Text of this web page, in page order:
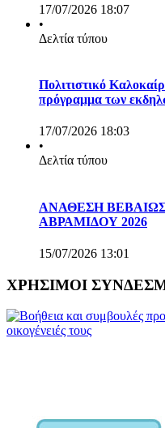
17/07/2026 18:07
•
Δελτία τύπου
Πολιτιστικό
πρόγραμμα των
17/07/2026 18:03
•
Δελτία τύπου
ΑΝΑΘΕΣΗ
ΑΒΡΑΜΙΔΟΥ 2026
15/07/2026 13:01
ΧΡΗΣΙΜΟΙ